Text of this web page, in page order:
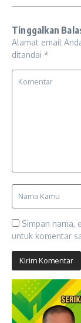
Tinggalkan
Alamat email
ditandai *
Simpan nama,
untuk komentar